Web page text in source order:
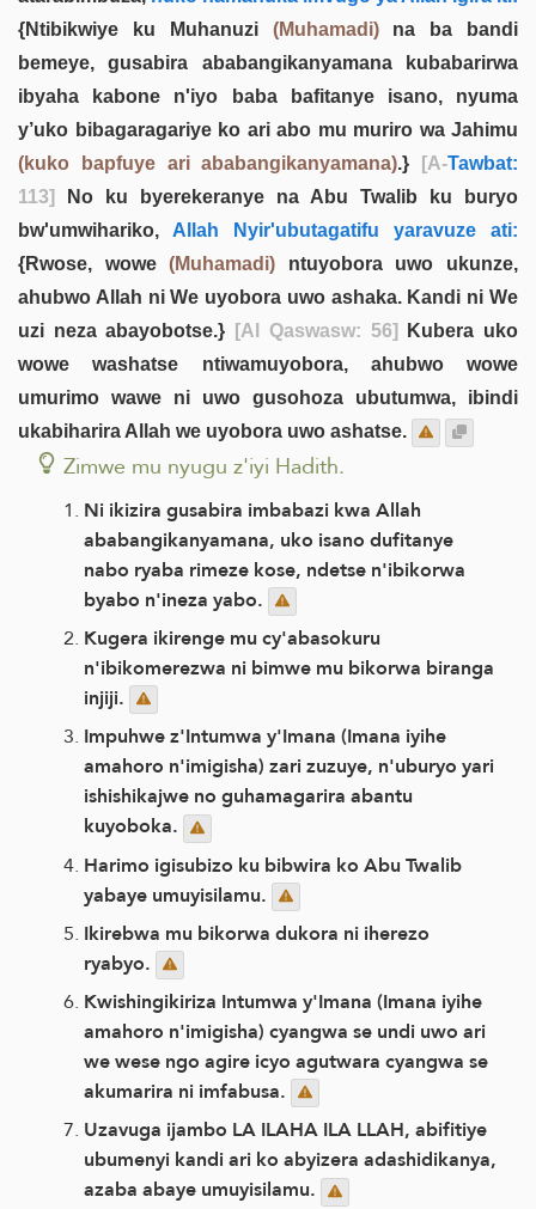
{Ntibikwiye ku Muhanuzi (Muhamadi)na ba bandi
bemeye, gusabira ababangikanyamana kubabarirwa
ibyaha kabone n'iyo baba bafitanye isano, nyuma
y’uko bibagaragariye ko ari abo mu muriro wa Jahimu
(kuko bapfuye ari ababangikanyamana).} [A-Tawbat:
113]
No ku byerekeranye na Abu Twalib ku buryo
bw'umwihariko, Allah Nyir'ubutagatifu yaravuze ati:
{Rwose, wowe(Muhamadi) ntuyobora uwo ukunze,
ahubwo Allah ni We uyobora uwo ashaka. Kandi ni We
uzi neza abayobotse.}
[Al Qaswasw: 56] Kubera uko
wowe washatse ntiwamuyobora, ahubwo wowe
umurimo wawe ni uwo gusohoza ubutumwa, ibindi
ukabiharira Allah we uyobora uwo ashatse.
Zimwe mu nyugu z'iyi Hadith.
Ni ikizira gusabira imbabazi kwa Allah
ababangikanyamana, uko isano dufitanye
nabo ryaba rimeze kose, ndetse n'ibikorwa
byabo n'ineza yabo.
Kugera ikirenge mu cy'abasokuru
n'ibikomerezwa ni bimwe mu bikorwa biranga
injiji.
Impuhwe z'Intumwa y'Imana (Imana iyihe
amahoro n'imigisha) zari zuzuye, n'uburyo yari
ishishikajwe no guhamagarira abantu
kuyoboka.
Harimo igisubizo ku bibwira ko Abu Twalib
yabaye umuyisilamu.
Ikirebwa mu bikorwa dukora ni iherezo
ryabyo.
Kwishingikiriza Intumwa y'Imana (Imana iyihe
amahoro n'imigisha) cyangwa se undi uwo ari
we wese ngo agire icyo agutwara cyangwa se
akumarira ni imfabusa.
Uzavuga ijambo LA ILAHA ILA LLAH, abifitiye
ubumenyi kandi ari ko abyizera adashidikanya,
azaba abaye umuyisilamu.